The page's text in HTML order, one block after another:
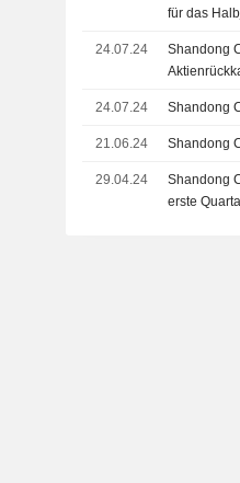
für das
24.07.24
Shandong
24.07.24 Shandong
21.06.24 Shandong
29.04.24
Shandong
erste